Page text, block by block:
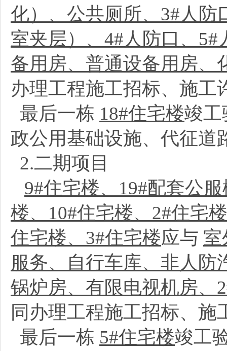
化）、公共厕所、3#人防
室夹层）、4#人防口、
备用房、普通设备用房、
办理工程施工招标、施工
最后一栋 18#住宅楼竣工
政公用基础设施、代征道
2.二期项目
9#住宅楼、19#配套公
楼、10#住宅楼、2#住宅
住宅楼、3#住宅楼应与 室
服务、自行车库、非人防
锅炉房、有限电视机房、
同办理工程施工招标、施
最后一栋 5#住宅楼竣工